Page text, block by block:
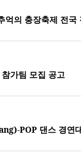
의 충장축제 전국
가팀 모집 공고
POP 댄스 경연